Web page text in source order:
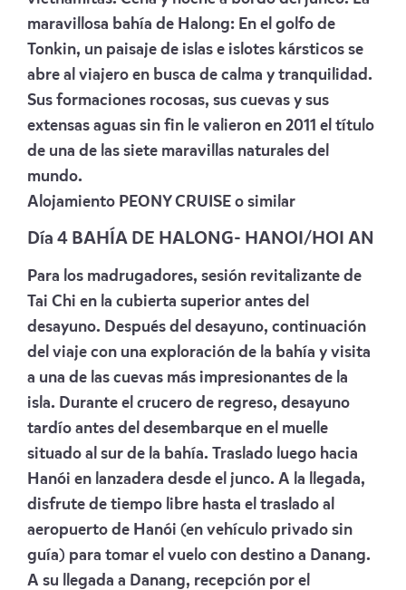
maravillosa bahía de Halong: En el golfo de
Tonkin, un paisaje de islas e islotes kársticos se
abre al viajero en busca de calma y tranquilidad.
Sus formaciones rocosas, sus cuevas y sus
extensas aguas sin fin le valieron en 2011 el título
de una de las siete maravillas naturales del
mundo.
Alojamiento PEONY CRUISE o similar
Día 4 BAHÍA DE HALONG- HANOI/HOI AN
Para los madrugadores, sesión revitalizante de
Tai Chi en la cubierta superior antes del
desayuno. Después del desayuno, continuación
del viaje con una exploración de la bahía y visita
a una de las cuevas más impresionantes de la
isla. Durante el crucero de regreso, desayuno
tardío antes del desembarque en el muelle
situado al sur de la bahía. Traslado luego hacia
Hanói en lanzadera desde el junco. A la llegada,
disfrute de tiempo libre hasta el traslado al
aeropuerto de Hanói (en vehículo privado sin
guía) para tomar el vuelo con destino a Danang.
A su llegada a Danang, recepción por el